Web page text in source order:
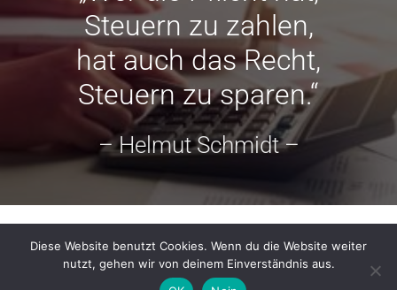
Steuern zu zahlen,
hat auch das Recht,
Steuern zu sparen.“
– Helmut Schmidt –
BRIGITTE THOMAS - STEUERBERATERIN © 2023
ALLE RECHTE VORBEHALTEN.
IMPRESSUM
DATENSCHUTZ
Diese Website benutzt Cookies. Wenn du die Website weiter
nutzt, gehen wir von deinem Einverständnis aus.